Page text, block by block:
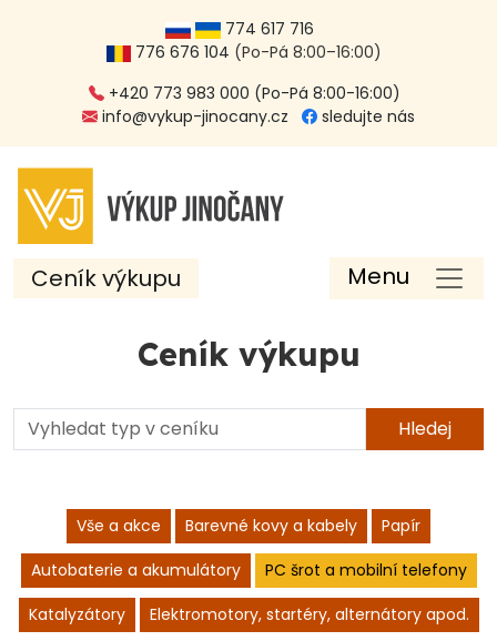
774 617 716
776 676 104 (Po-Pá 8:00–16:00)
+420 773 983 000 (Po-Pá 8:00-16:00)
info@vykup-jinocany.cz
sledujte nás
Ceník výkupu Menu
Ceník výkupu
Hledej
Vše a akce Barevné kovy a kabely
Papír
Autobaterie a akumulátory
PC šrot a mobilní telefony
Katalyzátory
Elektromotory, startéry, alternátory apod.